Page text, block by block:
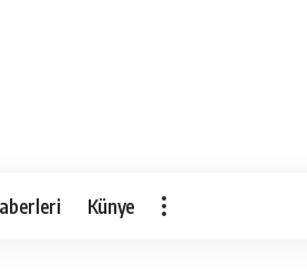
Künye